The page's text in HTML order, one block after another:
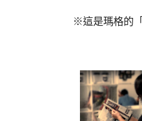
※這是瑪格的「